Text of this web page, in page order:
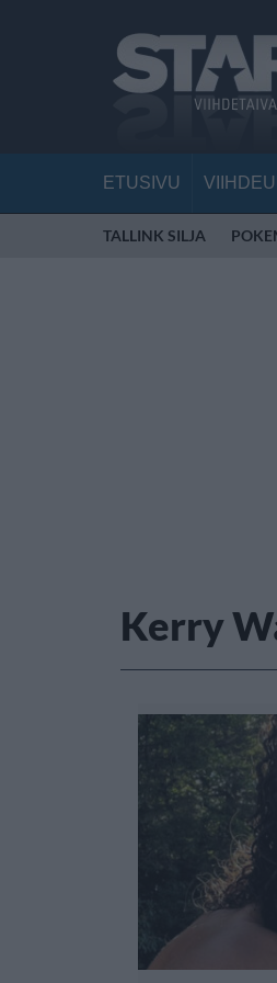
ETUSIVU
TALLINK SILJA
Kerry